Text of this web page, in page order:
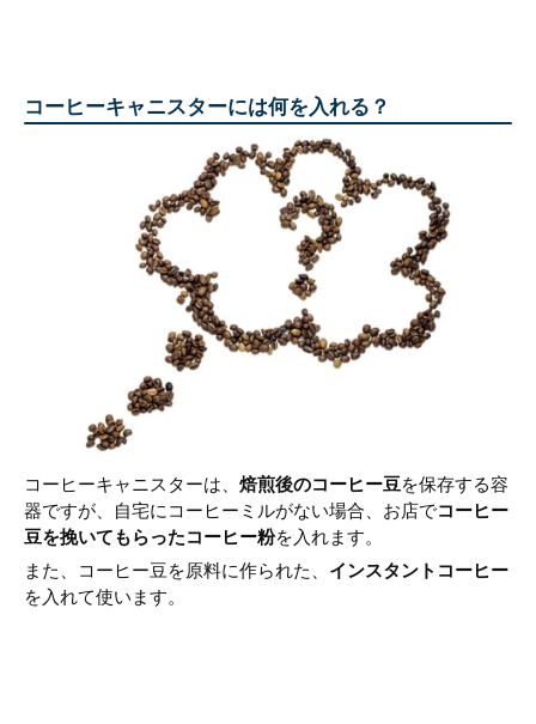
コーヒーキャニスターには何を入れる？
コーヒーキャニスターは、 焙煎後のコーヒー豆を保存する容
器ですが、自宅にコーヒーミルがない場合、お店でコーヒー
豆を挽いてもらったコーヒー粉を入れます。
また、コーヒー豆を原料に作られた、 インスタントコーヒー
を入れて使います。